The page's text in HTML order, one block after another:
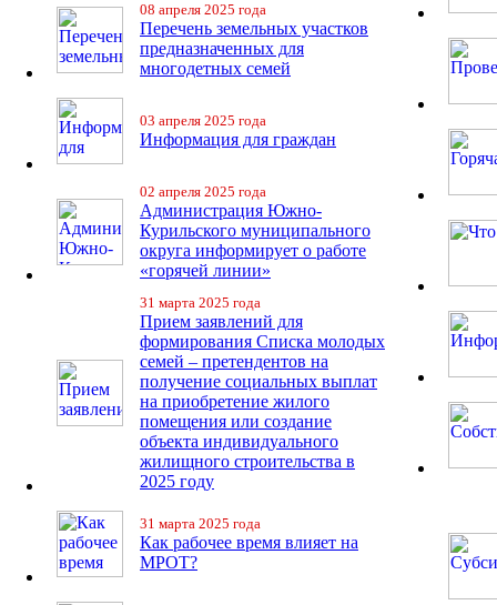
08 апреля 2025 года
Перечень земельных участков
предназначенных для
многодетных семей
03 апреля 2025 года
Информация для граждан
02 апреля 2025 года
Администрация Южно-
Курильского муниципального
округа информирует о работе
«горячей линии»
31 марта 2025 года
Прием заявлений для
формирования Списка молодых
семей – претендентов на
получение социальных выплат
на приобретение жилого
помещения или создание
объекта индивидуального
жилищного строительства в
2025 году
31 марта 2025 года
Как рабочее время влияет на
МРОТ?